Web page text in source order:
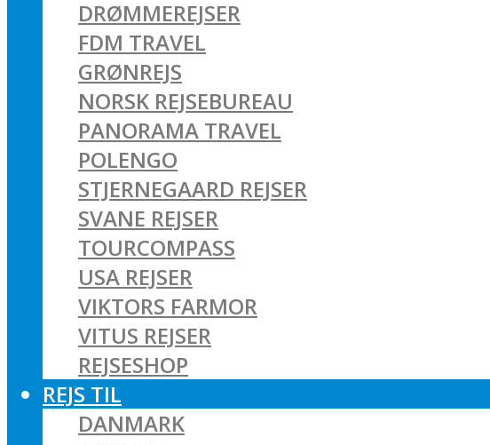
DRØMMEREJSER
FDM TRAVEL
GRØNREJS
NORSK REJSEBUREAU
PANORAMA TRAVEL
POLENGO
STJERNEGAARD REJSER
SVANE REJSER
TOURCOMPASS
USA REJSER
VIKTORS FARMOR
VITUS REJSER
REJSESHOP
REJS TIL
DANMARK